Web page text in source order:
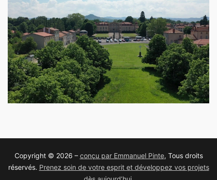
Copyright © 2026 – conçu par Emmanuel Pinte, Tous droits
réservés. Prenez soin de votre esprit et développez vos projets